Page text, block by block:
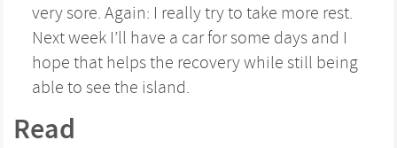
very sore. Again: I really try to take more rest.
Next week I’ll have a car for some days and I
hope that helps the recovery while still being
able to see the island.
Read